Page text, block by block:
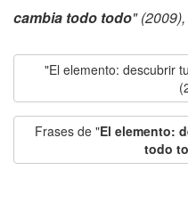
cambia todo todo" (2009),
"El elemento: descubrir
Frases de "El elemento:
todo